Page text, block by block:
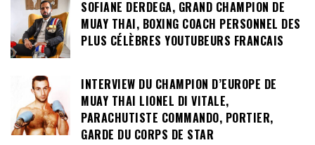
SOFIANE DERDEGA, GRAND CHAMPION DE
MUAY THAI, BOXING COACH PERSONNEL DES
PLUS CÉLÈBRES YOUTUBEURS FRANCAIS
INTERVIEW DU CHAMPION D’EUROPE DE
MUAY THAI LIONEL DI VITALE,
PARACHUTISTE COMMANDO, PORTIER,
GARDE DU CORPS DE STAR